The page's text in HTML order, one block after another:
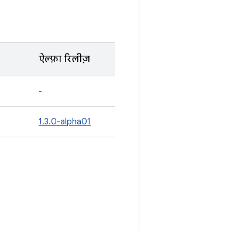
ऐल्फ़ा रिलीज़
-
1.3.0-alpha01